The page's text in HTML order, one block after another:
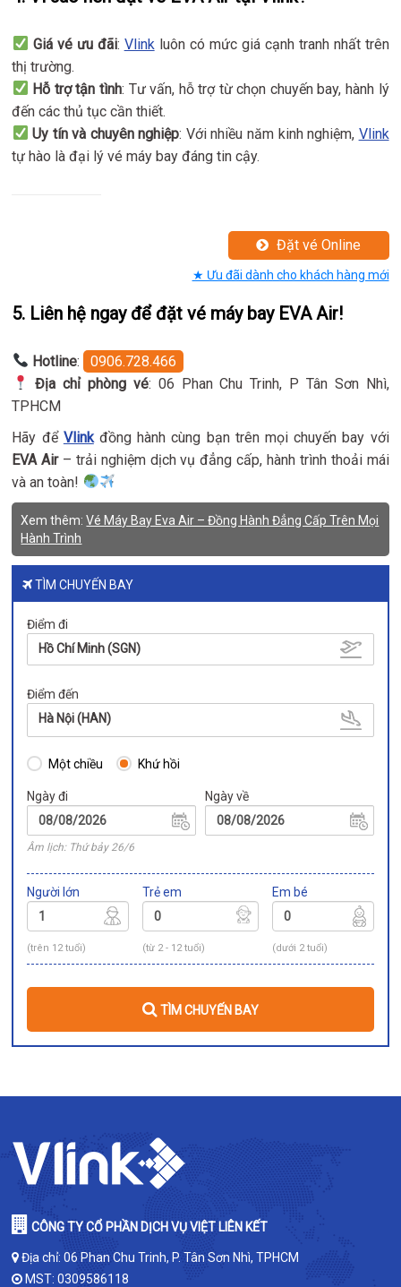
Giá vé ưu đãi: Vlinkluôn có mức giá cạnh tranh nhất trên
thị trường.
Hỗ trợ tận tình: Tư vấn, hỗ trợ từ chọn chuyến bay, hành lý
đến các thủ tục cần thiết.
Uy tín và chuyên nghiệp: Với nhiều năm kinh nghiệm, Vlink
tự hào là đại lý vé máy bay đáng tin cậy.
Đặt vé Online
★ Ưu đãi dành cho khách hàng mới
5. Liên hệ ngay để đặt vé máy bay EVA Air!
Hotline:
0906.728.466
Địa chỉ phòng vé: 06 Phan Chu Trinh, P Tân Sơn Nhì,
TPHCM
Hãy để Vlinkđồng hành cùng bạn trên mọi chuyến bay với
EVA Air– trải nghiệm dịch vụ đẳng cấp, hành trình thoải mái
và an toàn!
Xem thêm:Vé Máy Bay Eva Air – Đồng Hành Đẳng Cấp Trên Mọi
Hành Trình
TÌM CHUYẾN BAY
Điểm đi
Hồ Chí Minh (SGN)
Điểm đến
Hà Nội (HAN)
Một chiều Khứ hồi
Ngày đi
Âm lịch: Thứ bảy 26/6
Ngày về
Người lớn
(trên 12 tuổi)
Trẻ em
(từ 2 - 12 tuổi)
Em bé
(dưới 2 tuổi)
TÌM CHUYẾN BAY
CÔNG TY CỔ PHẦN DỊCH VỤ VIỆT LIÊN KẾT
Địa chỉ: 06 Phan Chu Trinh, P. Tân Sơn Nhì, TPHCM
MST: 0309586118